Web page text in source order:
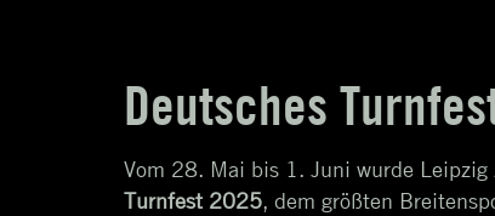
Deutsches
Vom 28. Mai bis 1. Juni wurde
Turnfest 2025, dem größten